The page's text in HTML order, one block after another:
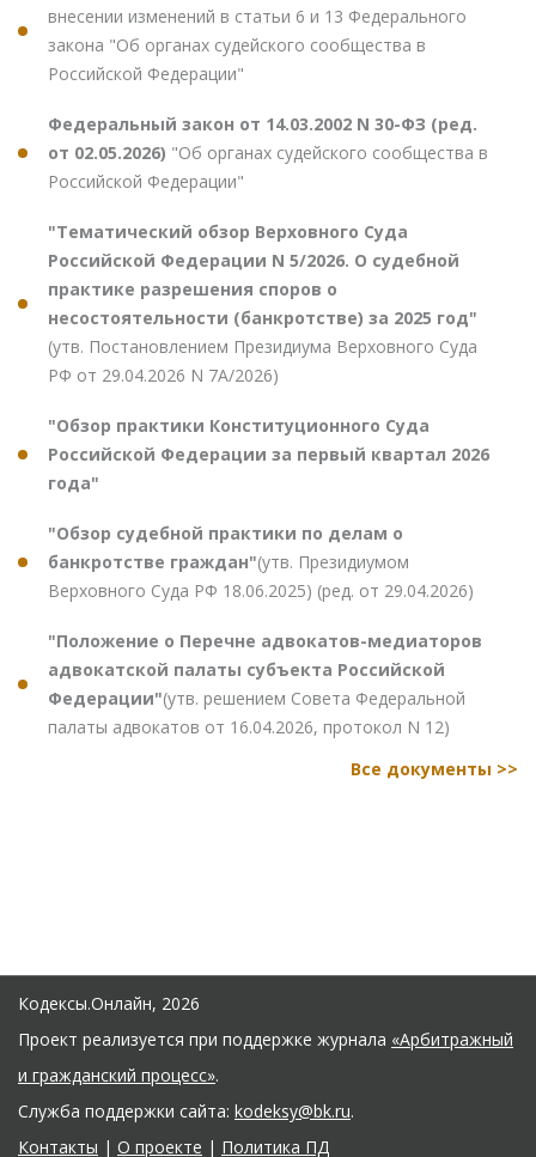
внесении изменений в статьи 6 и 13 Федерального
закона "Об органах судейского сообщества в
Российской Федерации"
Федеральный закон от 14.03.2002 N 30-ФЗ (ред.
от 02.05.2026) "Об органах судейского сообщества в
Российской Федерации"
"Тематический обзор Верховного Суда
Российской Федерации N 5/2026. О судебной
практике разрешения споров о
несостоятельности (банкротстве) за 2025 год"
(утв. Постановлением Президиума Верховного Суда
РФ от 29.04.2026 N 7А/2026)
"Обзор практики Конституционного Суда
Российской Федерации за первый квартал 2026
года"
"Обзор судебной практики по делам о
банкротстве граждан"(утв. Президиумом
Верховного Суда РФ 18.06.2025) (ред. от 29.04.2026)
"Положение о Перечне адвокатов-медиаторов
адвокатской палаты субъекта Российской
Федерации"(утв. решением Совета Федеральной
палаты адвокатов от 16.04.2026, протокол N 12)
Все документы >>
Кодексы.Онлайн, 2026
Проект реализуется при поддержке журнала «Арбитражный
и гражданский процесс».
Служба поддержки сайта: kodeksy@bk.ru.
Контакты | О проекте | Политика ПД